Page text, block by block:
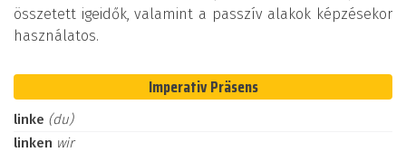
összetett igeidők, valamint a passzív alakok képzésekor
használatos.
Imperativ Präsens
linke (du)
linken wir